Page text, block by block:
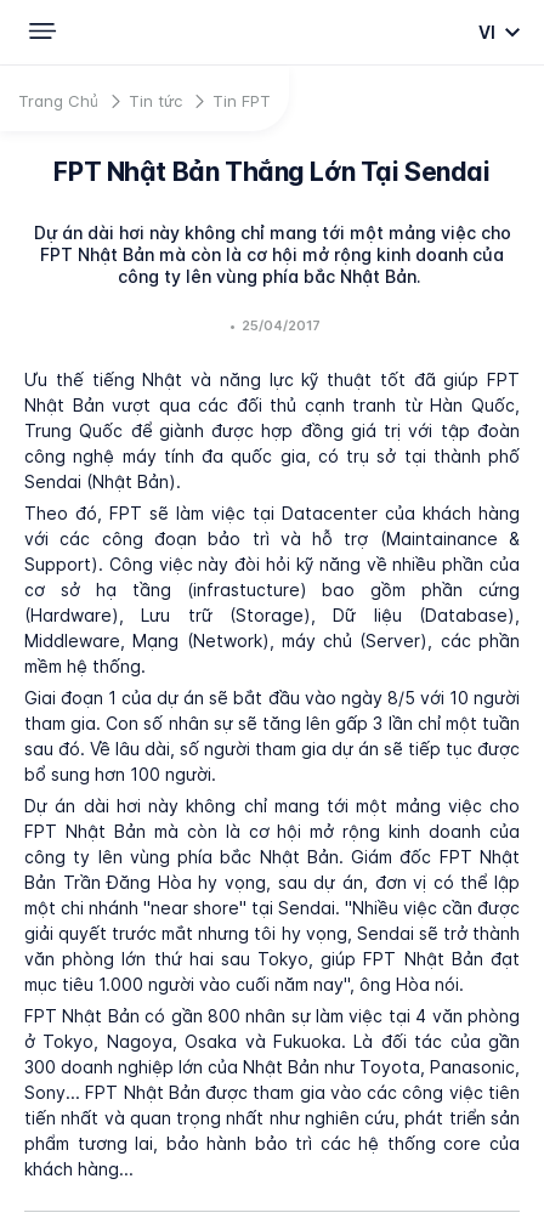
VI
Trang Chủ Tin tức Tin FPT
FPT Nhật Bản Thắng Lớn Tại Sendai
Dự án dài hơi này không chỉ mang tới một mảng việc cho
FPT Nhật Bản mà còn là cơ hội mở rộng kinh doanh của
công ty lên vùng phía bắc Nhật Bản.
• 25/04/2017
Ưu thế tiếng Nhật và năng lực kỹ thuật tốt đã giúp FPT
Nhật Bản vượt qua các đối thủ cạnh tranh từ Hàn Quốc,
Trung Quốc để giành được hợp đồng giá trị với tập đoàn
công nghệ máy tính đa quốc gia, có trụ sở tại thành phố
Sendai (Nhật Bản).
Theo đó, FPT sẽ làm việc tại Datacenter của khách hàng
với các công đoạn bảo trì và hỗ trợ (Maintainance &
Support). Công việc này đòi hỏi kỹ năng về nhiều phần của
cơ sở hạ tầng (infrastucture) bao gồm phần cứng
(Hardware), Lưu trữ (Storage), Dữ liệu (Database),
Middleware, Mạng (Network), máy chủ (Server), các phần
mềm hệ thống.
Giai đoạn 1 của dự án sẽ bắt đầu vào ngày 8/5 với 10 người
tham gia. Con số nhân sự sẽ tăng lên gấp 3 lần chỉ một tuần
sau đó. Về lâu dài, số người tham gia dự án sẽ tiếp tục được
bổ sung hơn 100 người.
Dự án dài hơi này không chỉ mang tới một mảng việc cho
FPT Nhật Bản mà còn là cơ hội mở rộng kinh doanh của
công ty lên vùng phía bắc Nhật Bản. Giám đốc FPT Nhật
Bản Trần Đăng Hòa hy vọng, sau dự án, đơn vị có thể lập
một chi nhánh "near shore" tại Sendai. "Nhiều việc cần được
giải quyết trước mắt nhưng tôi hy vọng, Sendai sẽ trở thành
văn phòng lớn thứ hai sau Tokyo, giúp FPT Nhật Bản đạt
mục tiêu 1.000 người vào cuối năm nay", ông Hòa nói.
FPT Nhật Bản có gần 800 nhân sự làm việc tại 4 văn phòng
ở Tokyo, Nagoya, Osaka và Fukuoka. Là đối tác của gần
300 doanh nghiệp lớn của Nhật Bản như Toyota, Panasonic,
Sony... FPT Nhật Bản được tham gia vào các công việc tiên
tiến nhất và quan trọng nhất như nghiên cứu, phát triển sản
phẩm tương lai, bảo hành bảo trì các hệ thống core của
khách hàng...